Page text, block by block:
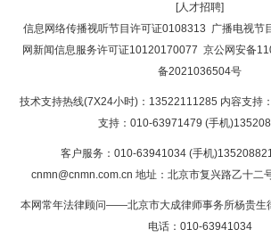
返回首页
[人才招聘]
信息网络传播视听节目许可证0108313 广播电视节
网新闻信息服务许可证10120170077 京公网安备
备2021036504号
技术支持热线(7X24小时)：13522111285 内容支持
支持：010-63971479 (手机
客户服务：010-63941034 (手机
cnmn@cnmn.com.cn 地址：北京市复兴路乙十二
本网常年法律顾问——北京市大成律师事务所杨贵生
电话：010-63941034